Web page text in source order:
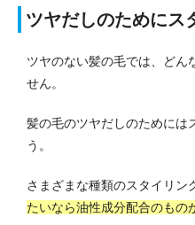
ツヤだしのためにス
ツヤのない髪の毛では、どん
せん。
髪の毛のツヤだしのためには
う。
さまざまな種類のスタイリン
たいなら油性成分配合のもの